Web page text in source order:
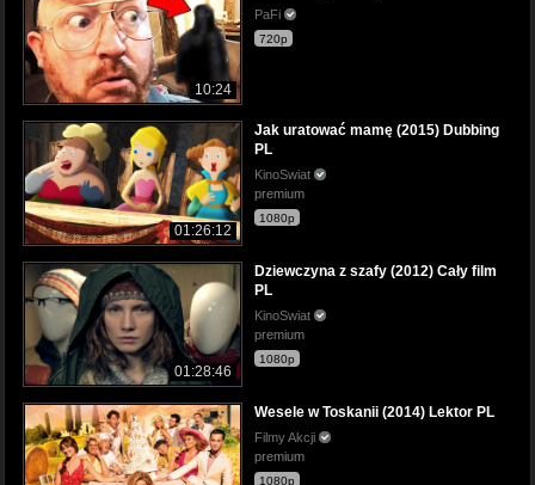
10:24
PaFi
720p
01:26:12
Jak uratować mamę (2015) Dubbing
PL
KinoSwiat
premium
1080p
01:28:46
Dziewczyna z szafy (2012) Cały film
PL
KinoSwiat
premium
1080p
Wesele w Toskanii (2014) Lektor PL
Filmy Akcji
premium
1080p